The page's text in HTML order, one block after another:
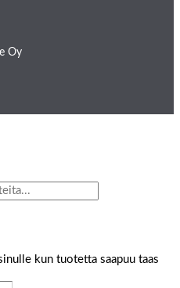
Oy
kun tuotetta saapuu taas